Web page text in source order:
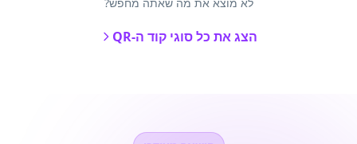
הצג את כל סוגי קוד ה-QR